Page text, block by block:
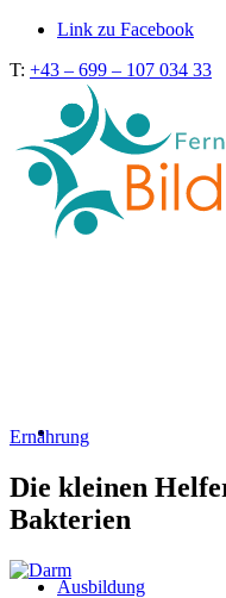
Link zu Facebook
T: +43 – 699 – 107 034 33
Ausbildung
Ernährung
Die kleinen
Bakterien